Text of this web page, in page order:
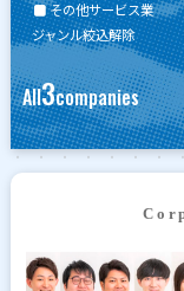
その他サービス業
ジャンル絞込解除
All3companies